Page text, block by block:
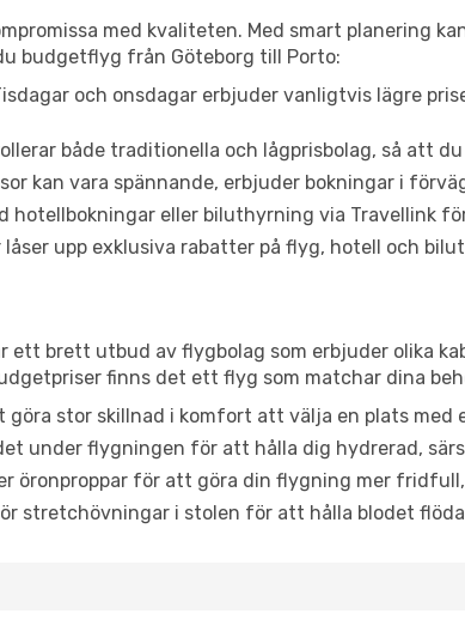
med kvaliteten. Med smart planering
budgetflyg från Göteborg till Porto:
och onsdagar erbjuder vanligtvis lägre
både traditionella och lågprisbolag, så att
kan vara spännande, erbjuder bokningar i
hotellbokningar eller biluthyrning via Travellink
låser upp exklusiva rabatter på flyg, hotell och
ett brett utbud av flygbolag som erbjuder olika
finns det ett flyg som matchar dina
göra stor skillnad i komfort att välja en plats med
under flygningen för att hålla dig hydrerad,
öronproppar för att göra din flygning mer
stretchövningar i stolen för att hålla blodet